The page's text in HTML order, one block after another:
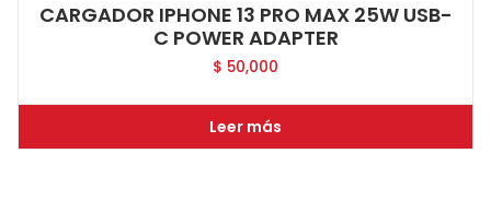
CARGADOR IPHONE 13 PRO MAX 25W USB-
C POWER ADAPTER
$ 50,000
Leer más